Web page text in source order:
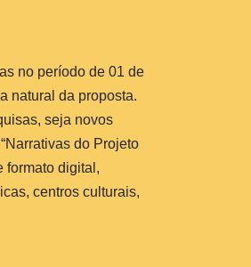
no período de 01 de
natural da proposta.
seja novos
do Projeto
formato digital,
centros culturais,